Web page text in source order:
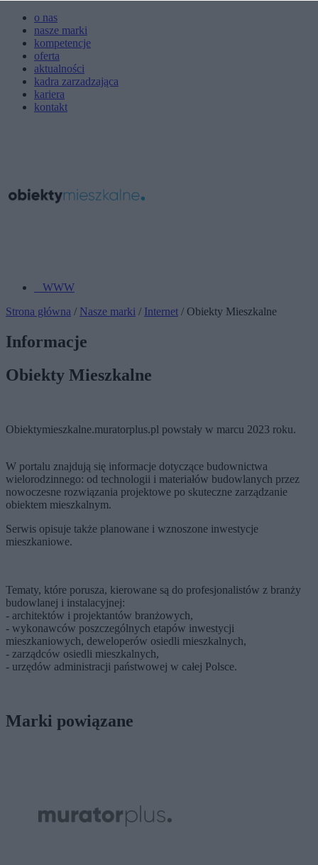
o nas
nasze marki
kompetencje
oferta
aktualności
kadra zarzadzająca
kariera
kontakt
WWW
Strona główna / Nasze marki / Internet / Obiekty Mieszkalne
Informacje
Obiekty Mieszkalne
Obiektymieszkalne.muratorplus.pl powstały w marcu 2023 roku.
W portalu znajdują się informacje dotyczące budownictwa
wielorodzinnego: od technologii i materiałów budowlanych przez
nowoczesne rozwiązania projektowe po skuteczne zarządzanie
obiektem mieszkalnym.
Serwis opisuje także planowane i wznoszone inwestycje
mieszkaniowe.
Tematy, które porusza, kierowane są do profesjonalistów z branży
budowlanej i instalacyjnej:
- architektów i projektantów branżowych,
- wykonawców poszczególnych etapów inwestycji
mieszkaniowych, deweloperów osiedli mieszkalnych,
- zarządców osiedli mieszkalnych,
- urzędów administracji państwowej w całej Polsce.
Marki powiązane